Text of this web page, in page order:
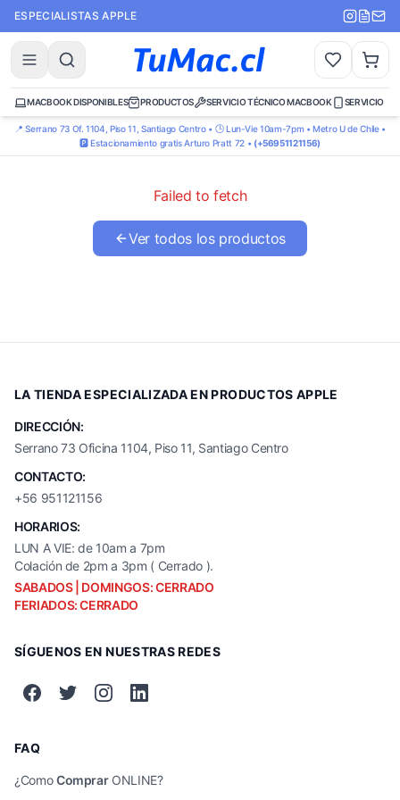
ESPECIALISTAS APPLE
MACBOOK DISPONIBLES PRODUCTOS SERVICIO TÉCNICO MACBOOK SERVICIO
📍 Serrano 73 Of. 1104, Piso 11, Santiago Centro • 🕒 Lun-Vie 10am-7pm • Metro U de Chile •
🅿️ Estacionamiento gratis Arturo Pratt 72 • (+56951121156)
Failed to fetch
Ver todos los productos
LA TIENDA ESPECIALIZADA EN PRODUCTOS APPLE
DIRECCIÓN:
Serrano 73 Oficina 1104, Piso 11, Santiago Centro
CONTACTO:
+56 951121156
HORARIOS:
LUN A VIE: de 10am a 7pm
Colación de 2pm a 3pm ( Cerrado ).
SABADOS | DOMINGOS: CERRADO
FERIADOS: CERRADO
SÍGUENOS EN NUESTRAS REDES
FAQ
¿ComoComprarONLINE?